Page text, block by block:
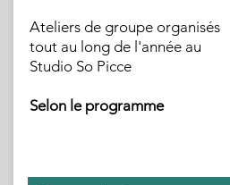
Ateliers de groupe organisés
tout au long de l'année au
Studio So Picce
Selon le programme